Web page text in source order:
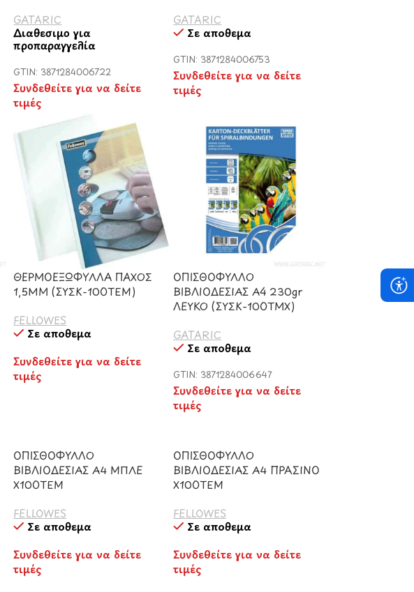
GATARIC
Διαθέσιμο για
προπαραγγελία
GTIN: 3871284006722
Συνδεθείτε για να δείτε
τιμές
GATARIC
Σε απόθεμα
GTIN: 3871284006753
Συνδεθείτε για να δείτε
τιμές
ΘΕΡΜΟΕΞΩΦΥΛΛΑ ΠΑΧΟΣ
1,5ΜΜ (ΣΥΣΚ-100ΤΕΜ)
FELLOWES
Σε απόθεμα
Συνδεθείτε για να δείτε
τιμές
ΟΠΙΣΘΟΦΥΛΛΟ
ΒΙΒΛΙΟΔΕΣΙΑΣ Α4 230gr
ΛΕΥΚΟ (ΣΥΣΚ-100ΤΜΧ)
GATARIC
Σε απόθεμα
GTIN: 3871284006647
Συνδεθείτε για να δείτε
τιμές
ΟΠΙΣΘΟΦΥΛΛΟ
ΒΙΒΛΙΟΔΕΣΙΑΣ Α4 ΜΠΛΕ
Χ100ΤΕΜ
FELLOWES
Σε απόθεμα
Συνδεθείτε για να δείτε
τιμές
ΟΠΙΣΘΟΦΥΛΛΟ
ΒΙΒΛΙΟΔΕΣΙΑΣ Α4 ΠΡΑΣΙΝΟ
Χ100ΤΕΜ
FELLOWES
Σε απόθεμα
Συνδεθείτε για να δείτε
τιμές